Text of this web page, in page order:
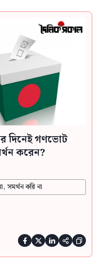
দিনেই গণভোট
করেন?
সমর্থন করি না
    